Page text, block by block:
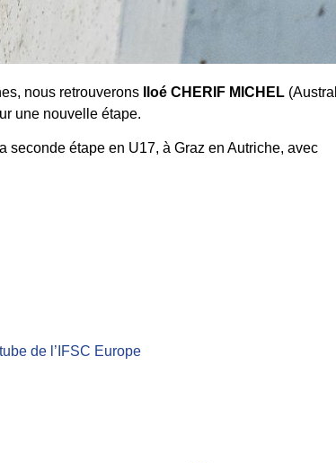
nous retrouverons Iloé CHERIF MICHEL
une nouvelle étape.
étape en U17, à Graz en Autriche, avec
de l’IFSC Europe